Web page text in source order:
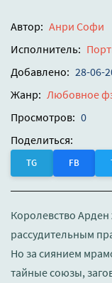
Автор: Анри Софи
Исполнитель:
Добавлено: 28-06-
Жанр: Любовное
Просмотров: 0
Поделиться:
TG FB
Королевство Арден
рассудительным
Но за сиянием
тайные союзы,